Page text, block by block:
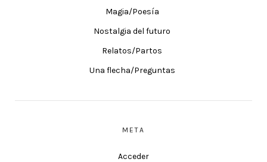
Magia/Poesía
Nostalgia del futuro
Relatos/Partos
Una flecha/Preguntas
META
Acceder